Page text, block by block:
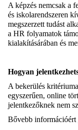
A képzés nemcsak a
és iskolarendszeren
megszerzett tudást
a HR folyamatok
kialakításárában és
Hogyan
A bekerülés
egyszerűen, online
jelentkezőknek nem
Bővebb információért